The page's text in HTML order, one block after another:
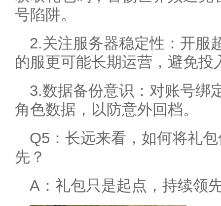
号陷阱。
2.关注服务器稳定性：开服
的服更可能长期运营，避免投
3.数据备份意识：对账号绑
角色数据，以防意外回档。
Q5：长远来看，如何将礼
先？
A：礼包只是起点，持续领